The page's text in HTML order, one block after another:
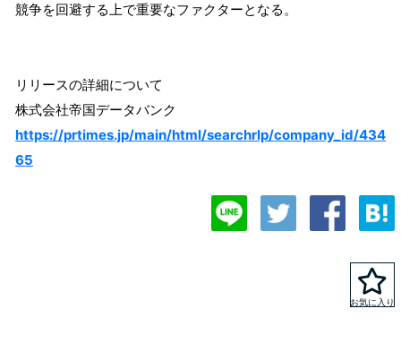
競争を回避する上で重要なファクターとなる。
リリースの詳細について
株式会社帝国データバンク
https://prtimes.jp/main/html/searchrlp/company_id/434
65